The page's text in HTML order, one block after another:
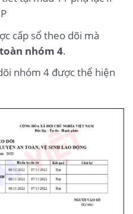
cấp sổ theo dõi mà
nhóm 4.
nhóm 4 được thể hiện